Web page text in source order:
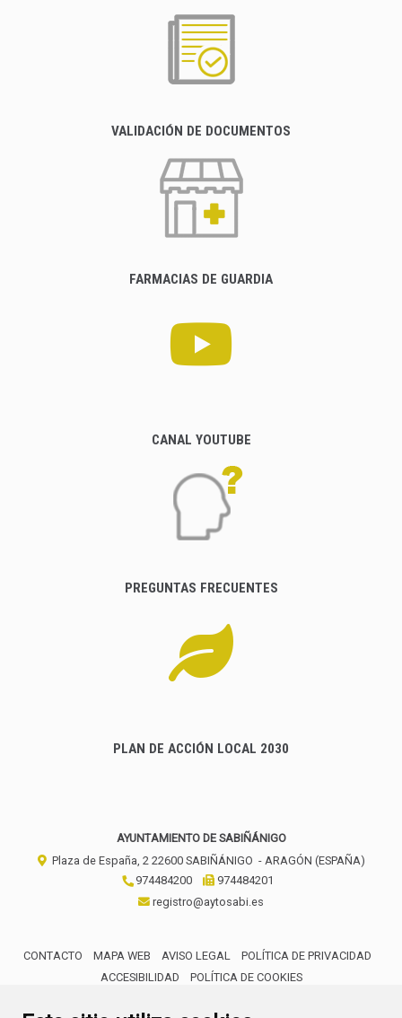
VALIDACIÓN DE DOCUMENTOS
FARMACIAS DE GUARDIA
CANAL YOUTUBE
PREGUNTAS FRECUENTES
PLAN DE ACCIÓN LOCAL 2030
AYUNTAMIENTO DE SABIÑÁNIGO
Plaza de España, 2 22600 SABIÑÁNIGO - ARAGÓN (ESPAÑA)
974484200
974484201
registro@aytosabi.es
CONTACTO MAPA WEB AVISO LEGAL
POLÍTICA DE PRIVACIDAD
ACCESIBILIDAD
POLÍTICA DE COOKIES